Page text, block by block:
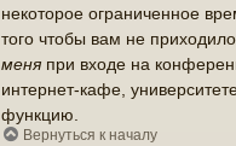
некоторое ограниченное
того чтобы вам не
меня при входе на
интернет-кафе,
функцию.
Вернуться к началу